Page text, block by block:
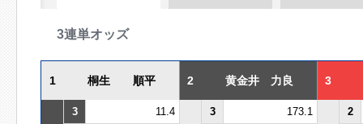
3連単オッズ
1 桐生 順平 2 黄金井 力良 3
3 11.4 3 173.1
2